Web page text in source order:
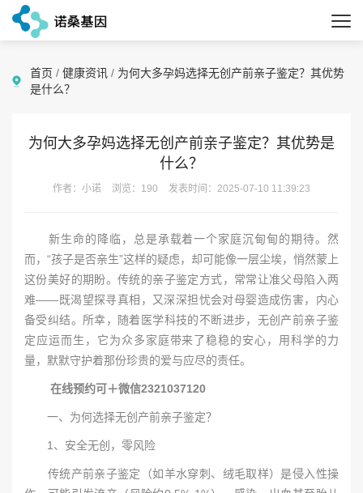
首页 / 健康资讯 / 为何大多孕妈选择无创产前亲子鉴定？其优势
是什么？
为何大多孕妈选择无创产前亲子鉴定？其优势是
什么？
作者：小诺 浏览：190 发表时间：2025-07-10 11:39:23
新生命的降临，总是承载着一个家庭沉甸甸的期待。然
而，“孩子是否亲生”这样的疑虑，却可能像一层尘埃，悄然蒙上
这份美好的期盼。传统的亲子鉴定方式，常常让准父母陷入两
难——既渴望探寻真相，又深深担忧会对母婴造成伤害，内心
备受纠结。所幸，随着医学科技的不断进步，无创产前亲子鉴
定应运而生，它为众多家庭带来了稳稳的安心，用科学的力
量，默默守护着那份珍贵的爱与应尽的责任。
在线预约可＋微信2321037120
一、为何选择无创产前亲子鉴定？
1、安全无创，零风险
传统产前亲子鉴定（如羊水穿刺、绒毛取样）是侵入性操